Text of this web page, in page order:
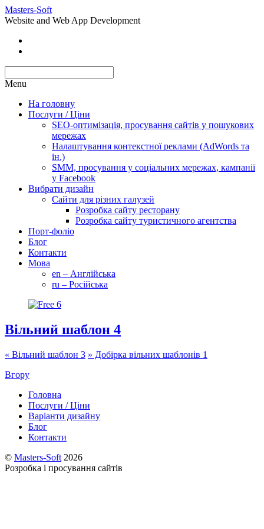
Masters-Soft
Website and Web App Development
Menu
На головну
Послуги / Ціни
SEO-оптимізація, просування сайтів у пошукових
мережах
Налаштування контекстної реклами (AdWords та
ін.)
SMM, просування у соціальних мережах, кампанії
у Facebook
Вибрати дизайн
Сайти для різних галузей
Розробка сайту ресторану
Розробка сайту туристичного агентства
Порт-фоліо
Блог
Контакти
Мова
en – Англійська
ru – Російська
Вільний шаблон 4
« Вільний шаблон 3 » Добірка вільних шаблонів 1
Вгору
Головна
Послуги / Ціни
Варіанти дизайну
Блог
Контакти
© Masters-Soft 2026
Розробка і просування сайтів